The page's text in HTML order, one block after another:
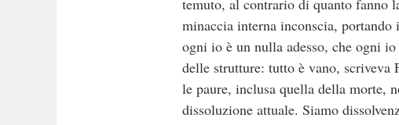
temuto, al contrario di quanto fanno
minaccia interna inconscia, portando
ogni io è un nulla adesso, che ogni
delle strutture: tutto è vano,
le paure, inclusa quella della morte,
dissoluzione attuale. Siamo